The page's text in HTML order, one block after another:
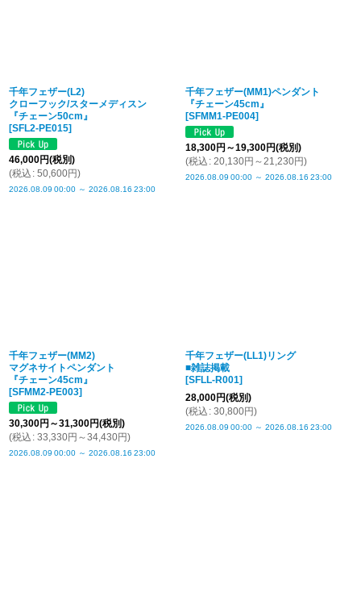
千年フェザー(L2)
クローフック/スターメディスン
『チェーン50cm』
[SFL2-PE015]
46,000円(税別)
(税込 : 50,600円)
2026.08.09 00:00 ～ 2026.08.16 23:00
千年フェザー(MM1)ペンダント
『チェーン45cm』
[SFMM1-PE004]
18,300円 ～19,300円(税別)
(税込 : 20,130円 ～21,230円)
2026.08.09 00:00 ～ 2026.08.16 23:00
千年フェザー(MM2)
マグネサイトペンダント
『チェーン45cm』
[SFMM2-PE003]
30,300円 ～31,300円(税別)
(税込 : 33,330円 ～34,430円)
2026.08.09 00:00 ～ 2026.08.16 23:00
千年フェザー(LL1)リング
■雑誌掲載
[SFLL-R001]
28,000円(税別)
(税込 : 30,800円)
2026.08.09 00:00 ～ 2026.08.16 23:00